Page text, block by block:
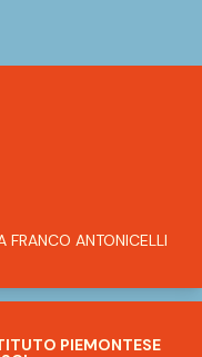
FRANCO ANTONICELLI
PIEMONTESE